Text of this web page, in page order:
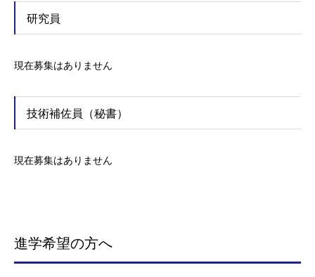
研究員
現在募集はありません
技術補佐員（秘書）
現在募集はありません
進学希望の方へ